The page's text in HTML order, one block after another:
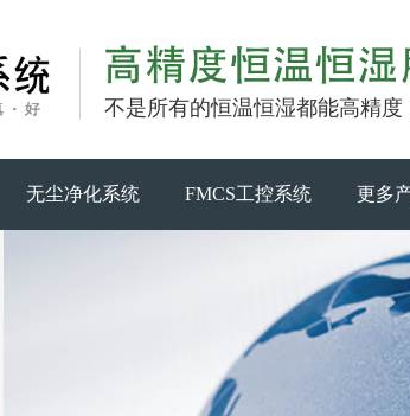
不是所有的恒温恒湿都能高精度
无尘净化系统 FMCS工控系统 更多